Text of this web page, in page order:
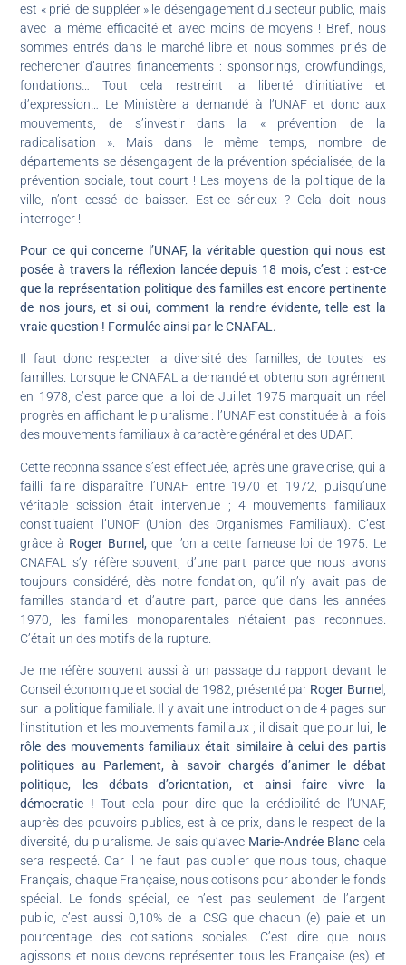
est « prié de suppléer » le désengagement du secteur public, mais
avec la même efficacité et avec moins de moyens ! Bref, nous
sommes entrés dans le marché libre et nous sommes priés de
rechercher d’autres financements : sponsorings, crowfundings,
fondations… Tout cela restreint la liberté d’initiative et
d’expression… Le Ministère a demandé à l’UNAF et donc aux
mouvements, de s’investir dans la « prévention de la
radicalisation ». Mais dans le même temps, nombre de
départements se désengagent de la prévention spécialisée, de la
prévention sociale, tout court ! Les moyens de la politique de la
ville, n’ont cessé de baisser. Est-ce sérieux ? Cela doit nous
interroger !
Pour ce qui concerne l’UNAF, la véritable question qui nous est
posée à travers la réflexion lancée depuis 18 mois, c’est : est-ce
que la représentation politique des familles est encore pertinente
de nos jours, et si oui, comment la rendre évidente, telle est la
vraie question ! Formulée ainsi par le CNAFAL.
Il faut donc respecter la diversité des familles, de toutes les
familles. Lorsque le CNAFAL a demandé et obtenu son agrément
en 1978, c’est parce que la loi de Juillet 1975 marquait un réel
progrès en affichant le pluralisme : l’UNAF est constituée à la fois
des mouvements familiaux à caractère général et des UDAF.
Cette reconnaissance s’est effectuée, après une grave crise, qui a
failli faire disparaître l’UNAF entre 1970 et 1972, puisqu’une
véritable scission était intervenue ; 4 mouvements familiaux
constituaient l’UNOF (Union des Organismes Familiaux). C’est
grâce à Roger Burnel, que l’on a cette fameuse loi de 1975. Le
CNAFAL s’y réfère souvent, d’une part parce que nous avons
toujours considéré, dès notre fondation, qu’il n’y avait pas de
familles standard et d’autre part, parce que dans les années
1970, les familles monoparentales n’étaient pas reconnues.
C’était un des motifs de la rupture.
Je me réfère souvent aussi à un passage du rapport devant le
Conseil économique et social de 1982, présenté par Roger Burnel
sur la politique familiale. Il y avait une introduction de 4 pages sur
l’institution et les mouvements familiaux ; il disait que pour lui,
le
rôle des mouvements familiaux était similaire à celui des partis
politiques au Parlement, à savoir chargés d’animer le débat
politique, les débats d’orientation, et ainsi faire vivre la
démocratie ! Tout cela pour dire que la crédibilité de l’UNAF,
auprès des pouvoirs publics, est à ce prix, dans le respect de la
diversité, du pluralisme. Je sais qu’avec Marie-Andrée Blanc cela
sera respecté. Car il ne faut pas oublier que nous tous, chaque
Français, chaque Française, nous cotisons pour abonder le fonds
spécial. Le fonds spécial, ce n’est pas seulement de l’argent
public, c’est aussi 0,10% de la CSG que chacun (e) paie et un
pourcentage des cotisations sociales. C’est dire que nous
agissons et nous devons représenter tous les Française (es) et